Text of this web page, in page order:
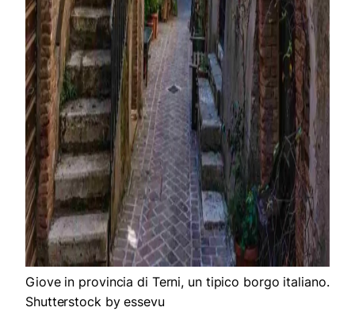
Giove in provincia di Terni, un tipico borgo italiano.
Shutterstock by essevu